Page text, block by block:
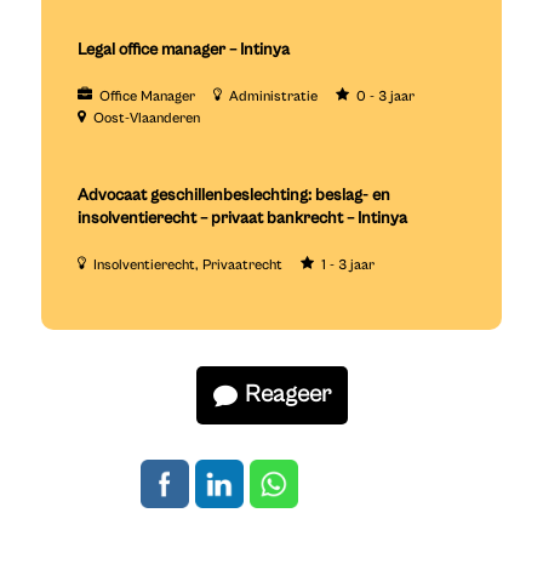
Legal office manager – Intinya
Office Manager Administratie
0 - 3 jaar
Oost-Vlaanderen
Advocaat geschillenbeslechting: beslag- en
insolventierecht – privaat bankrecht – Intinya
Insolventierecht Privaatrecht 1 - 3 jaar
Reageer